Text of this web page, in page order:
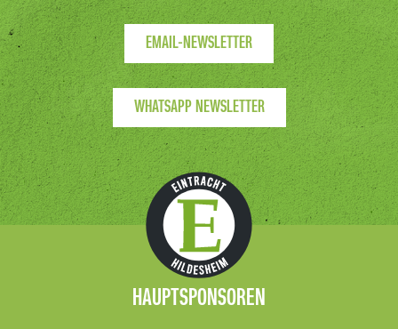
EMAIL-NEWSLETTER
WHATSAPP NEWSLETTER
HAUPTSPONSOREN